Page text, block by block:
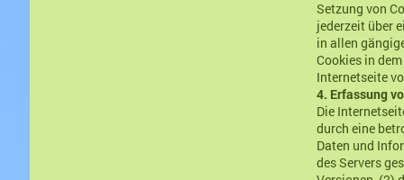
Setzung von
jederzeit über
in allen
Cookies in
Internetseite
4. Erfassung
Die
durch eine
Daten und
des Servers